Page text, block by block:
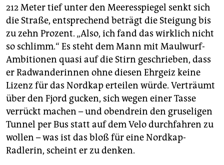
212 Meter tief unter den Meeresspiegel senkt sich
die Straße, entsprechend beträgt die Steigung bis
zu zehn Prozent. „Also, ich fand das wirklich nicht
so schlimm.“ Es steht dem Mann mit Maulwurf-
Ambitionen quasi auf die Stirn geschrieben, dass
er Radwanderinnen ohne diesen Ehrgeiz keine
Lizenz für das Nordkap erteilen würde. Verträumt
über den Fjord gucken, sich wegen einer Tasse
verrückt machen – und obendrein den gruseligen
Tunnel per Bus statt auf dem Velo durchfahren zu
wollen – was ist das bloß für eine Nordkap-
Radlerin, scheint er zu denken.